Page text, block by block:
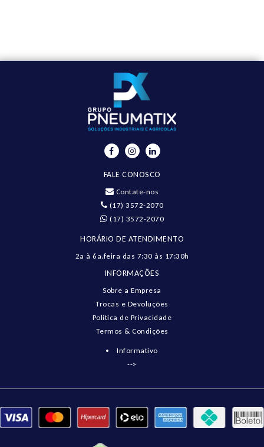
FALE CONOSCO
Contate-nos
(17) 3572-2070
(17) 3572-2070
HORÁRIO DE ATENDIMENTO
2a à 6a.feira das 7:30 às 17:30h
INFORMAÇÕES
Sobre a Empresa
Trocas e Devoluções
Política de Privacidade
Termos & Condições
Informativo
-->